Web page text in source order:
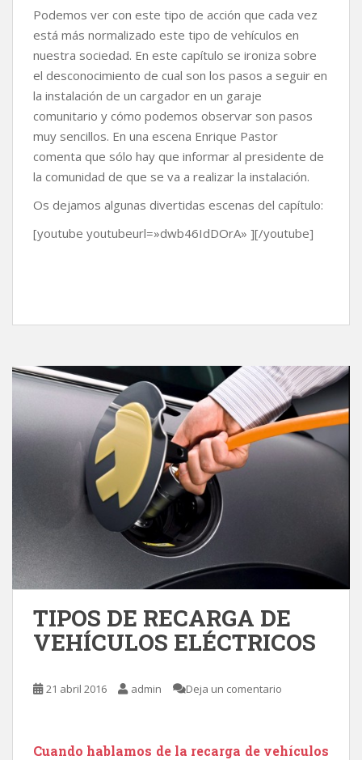
Podemos ver con este tipo de acción que cada vez
está más normalizado este tipo de vehículos en
nuestra sociedad. En este capítulo se ironiza sobre
el desconocimiento de cual son los pasos a seguir en
la instalación de un cargador en un garaje
comunitario y cómo podemos observar son pasos
muy sencillos. En una escena Enrique Pastor
comenta que sólo hay que informar al presidente de
la comunidad de que se va a realizar la instalación.
Os dejamos algunas divertidas escenas del capítulo:
[youtube youtubeurl=»dwb46IdDOrA» ][/youtube]
TIPOS DE RECARGA DE
VEHÍCULOS ELÉCTRICOS
21 abril 2016 admin Deja un comentario
Cuando hablamos de la recarga de vehículos